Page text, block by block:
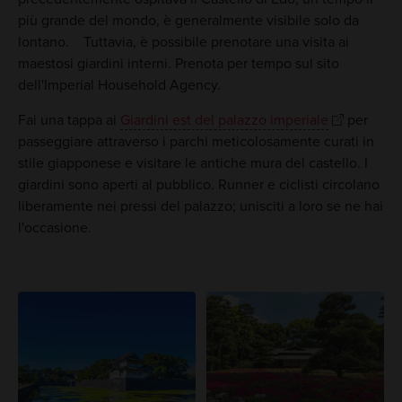
più grande del mondo, è generalmente visibile solo da
lontano. Tuttavia, è possibile prenotare una visita ai
maestosi giardini interni. Prenota per tempo sul sito
dell'Imperial Household Agency.
Fai una tappa ai Giardini est del palazzo imperiale
per
passeggiare attraverso i parchi meticolosamente curati in
stile giapponese e visitare le antiche mura del castello. I
giardini sono aperti al pubblico. Runner e ciclisti circolano
liberamente nei pressi del palazzo; unisciti a loro se ne hai
l'occasione.